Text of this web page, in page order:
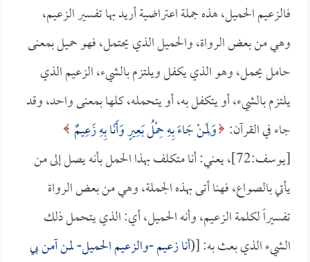
فالزعيم الحميل، هذه جملة اعتراضية أريد بها تفسير الزعيم،
وهي من بعض الرواة، والحميل الذي يحتمل، فهو حميل بمعنى
حامل يحمل، وهو الذي يكفل ويلتزم بالشيء، الزعيم الذي
يلتزم بالشيء، أو يتكفل به، أو يتحمله، كلها بمعنى واحد، وقد
جاء في القرآن: وَلِمَنْ جَاءَ بِهِ حِمْلُ بَعِيرٍ وَأَنَا بِهِ زَعِيمٌ
[يوسف:72]، يعني: أنا متكلف بهذا الحمل بأنه يصل إلى من
يأتي بالصواع، فهنا أتى بهذه الجملة، وهي من بعض الرواة
تفسيراً لكلمة الزعيم، وأنه الحميل، أي: الذي يتحمل ذلك
الشيء الذي بعث به: [(أنا زعيم -والزعيم الحميل- لمن آمن بي